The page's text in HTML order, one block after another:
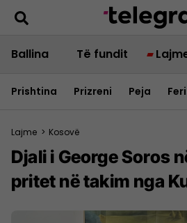
Ballina Të fundit
Prishtina Prizreni Peja
Lajme > Kosovë
Djali i George Soros
pritet në takim nga